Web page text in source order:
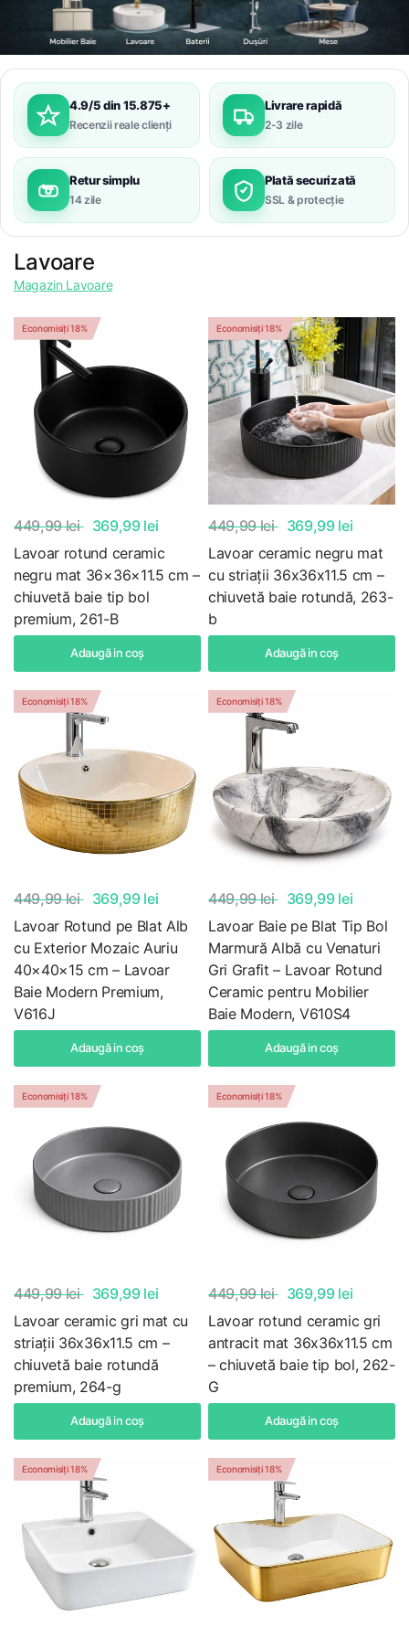
4.9/5 din 15.875+
Recenzii reale clienți
Livrare rapidă
2-3 zile
Retur simplu
14 zile
Plată securizată
SSL & protecție
Lavoare
Magazin Lavoare
Economisiți 18%
449,99 lei
369,99 lei
Lavoar rotund ceramic
negru mat 36×36×11.5 cm –
chiuvetă baie tip bol
premium, 261-B
Adaugă in coş
Economisiți 18%
449,99 lei
369,99 lei
Lavoar ceramic negru mat
cu striații 36x36x11.5 cm –
chiuvetă baie rotundă, 263-
b
Adaugă in coş
Economisiți 18%
449,99 lei
369,99 lei
Lavoar Rotund pe Blat Alb
cu Exterior Mozaic Auriu
40×40×15 cm – Lavoar
Baie Modern Premium,
V616J
Adaugă in coş
Economisiți 18%
449,99 lei
369,99 lei
Lavoar Baie pe Blat Tip Bol
Marmură Albă cu Venaturi
Gri Grafit – Lavoar Rotund
Ceramic pentru Mobilier
Baie Modern, V610S4
Adaugă in coş
Economisiți 18%
449,99 lei
369,99 lei
Lavoar ceramic gri mat cu
striații 36x36x11.5 cm –
chiuvetă baie rotundă
premium, 264-g
Adaugă in coş
Economisiți 18%
449,99 lei
369,99 lei
Lavoar rotund ceramic gri
antracit mat 36x36x11.5 cm
– chiuvetă baie tip bol, 262-
G
Adaugă in coş
Economisiți 18% Economisiți 18%